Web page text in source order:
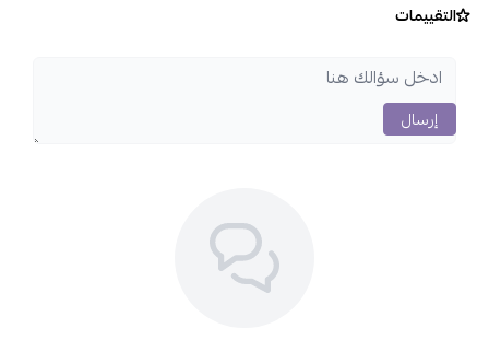
التقييمات
إرسال